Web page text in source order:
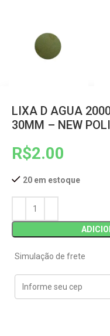
LIXA D AGUA
30MM – NEW
R$2.00
20 em estoque
Simulação de frete